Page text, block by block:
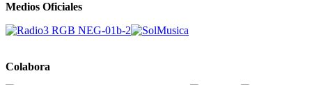
Medios Oficiales
Colabora